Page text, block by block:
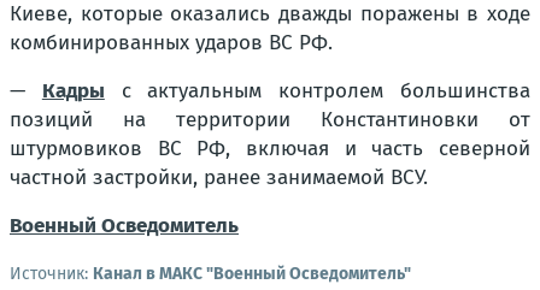
Киеве, которые оказались дважды поражены в ходе
комбинированных ударов ВС РФ.
— Кадры с актуальным контролем большинства
позиций на территории Константиновки от
штурмовиков ВС РФ, включая и часть северной
частной застройки, ранее занимаемой ВСУ.
Военный Осведомитель
Источник: Канал в МАКС "Военный Осведомитель"